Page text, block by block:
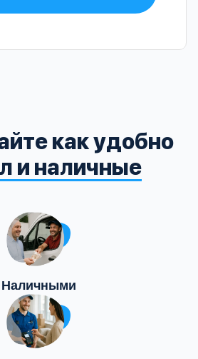
как удобно
и наличные
Наличными